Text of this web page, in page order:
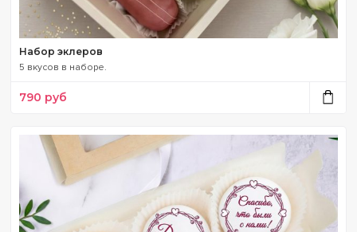
Набор эклеров
5 вкусов в наборе.
790 руб